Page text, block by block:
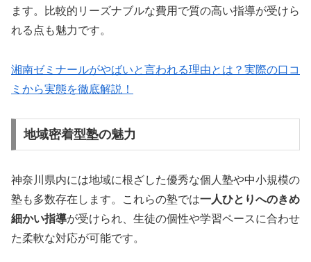
ます。比較的リーズナブルな費用で質の高い指導が受けら
れる点も魅力です。
湘南ゼミナールがやばいと言われる理由とは？実際の口コ
ミから実態を徹底解説！
地域密着型塾の魅力
神奈川県内には地域に根ざした優秀な個人塾や中小規模の
塾も多数存在します。これらの塾では一人ひとりへのきめ
細かい指導が受けられ、生徒の個性や学習ペースに合わせ
た柔軟な対応が可能です。